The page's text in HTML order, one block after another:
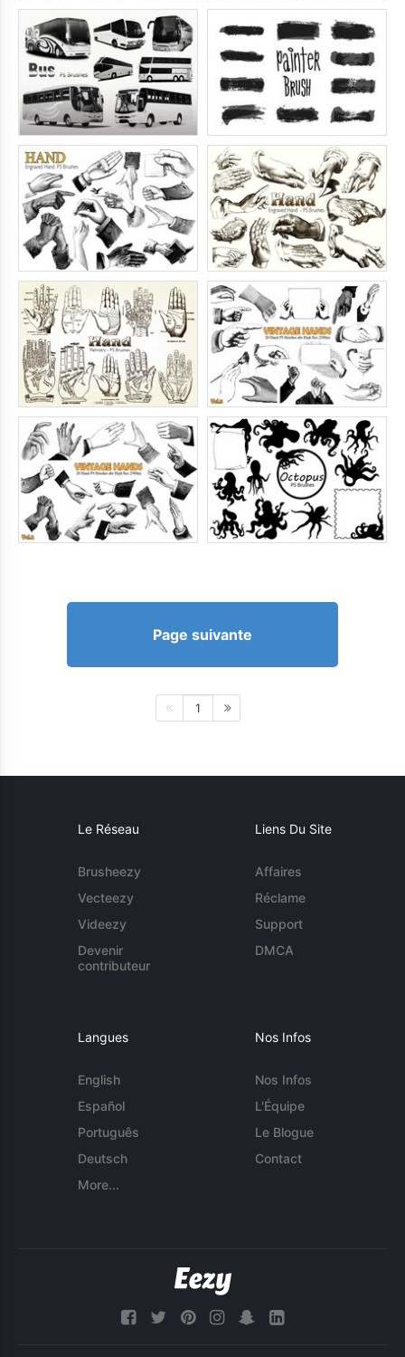
Page suivante
1
Le Réseau
Brusheezy
Vecteezy
Videezy
Devenir
contributeur
Liens Du Site
Affaires
Réclame
Support
DMCA
Langues
English
Español
Português
Deutsch
More...
Nos Infos
Nos Infos
L'Équipe
Le Blogue
Contact